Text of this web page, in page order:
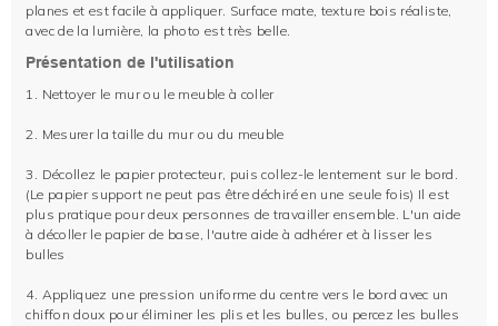
planes et est facile à appliquer. Surface mate, texture bois réaliste,
avec de la lumière, la photo est très belle.
Présentation de l'utilisation
1. Nettoyer le mur ou le meuble à coller
2. Mesurer la taille du mur ou du meuble
3. Décollez le papier protecteur, puis collez-le lentement sur le bord.
(Le papier support ne peut pas être déchiré en une seule fois) Il est
plus pratique pour deux personnes de travailler ensemble. L'un aide
à décoller le papier de base, l'autre aide à adhérer et à lisser les
bulles
4. Appliquez une pression uniforme du centre vers le bord avec un
chiffon doux pour éliminer les plis et les bulles, ou percez les bulles